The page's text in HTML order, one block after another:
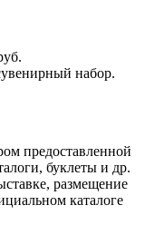
набор.
предоставленной
буклеты и др.
размещение
каталоге